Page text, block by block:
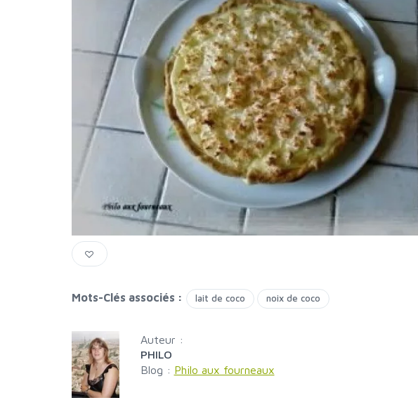
Mots-Clés associés : lait de coco noix de coco
Auteur :
PHILO
Blog : Philo aux fourneaux